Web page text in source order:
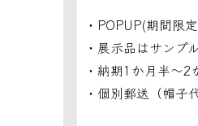
・POPUP(期間限
・展示品はサンプ
・納期1か月半～2
・個別郵送 （帽子